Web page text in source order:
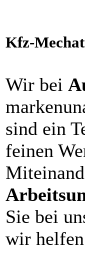
Kfz-
Wir bei
sind ein
feinen
Sie bei
wir